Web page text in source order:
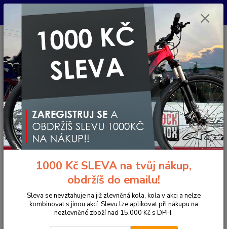
Pro nachystání kola / doplňků na prodejně si prosím zavolejte dopředu.
Menu
CZK
Hledat
+420 733 792 733
PO-PÁ 10:00-17:00 | SO: 9:00-12:00
Úvod Komponenty na kolo Pedály MTB / Enduro / Trail
Pedály
HTI-ANS01 - červená
Pedály HTI-ANS01 - červená
1000 Kč SLEVA na tvůj nákup,
obdržíš do emailu!
Sleva se nevztahuje na již zlevněná kola, kola v akci a nelze
kombinovat s jinou akcí. Slevu lze aplikovat při nákupu na
nezlevněné zboží nad 15.000 Kč s DPH.